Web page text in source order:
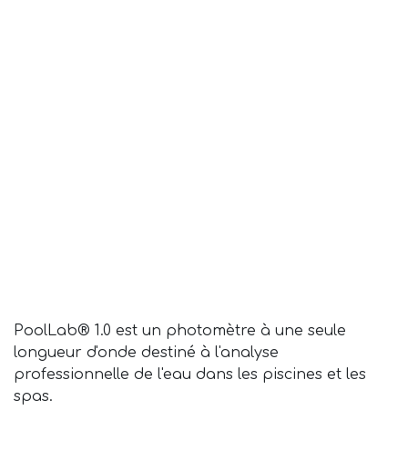
PoolLab® 1.0 est un photomètre à une seule
longueur d'onde destiné à l'analyse
professionnelle de l'eau dans les piscines et les
spas.